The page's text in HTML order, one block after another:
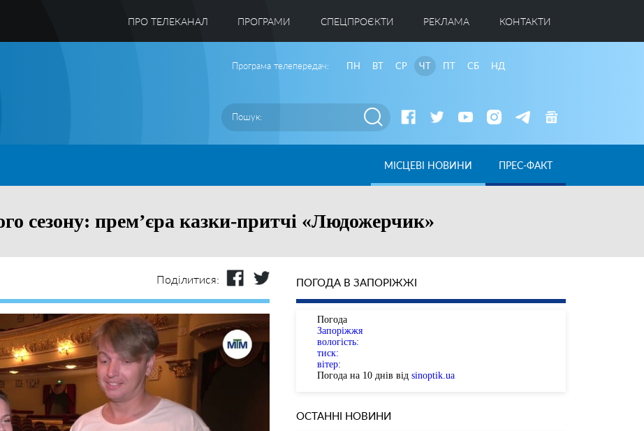
ПРО ТЕЛЕКАНАЛ ПРОГРАМИ CПЕЦПРОЄКТИ РЕКЛАМА КОНТАКТИ
Програма телепередач: ПН ВТ СР ЧТ ПТ СБ НД
МІСЦЕВІ НОВИНИ ПРЕС-ФАКТ
сезону: прем’єра казки-притчі «Людожерчик»
Поділитися: ПОГОДА В ЗАПОРІЖЖІ
Погода
Запоріжжя
вологість:
тиск:
вітер:
Погода на 10 днів від sinoptik.ua
ОСТАННІ НОВИНИ